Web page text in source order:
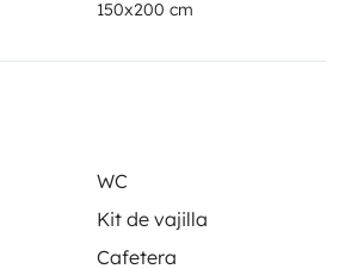
150x200 cm
WC
Kit de vajilla
Cafetera